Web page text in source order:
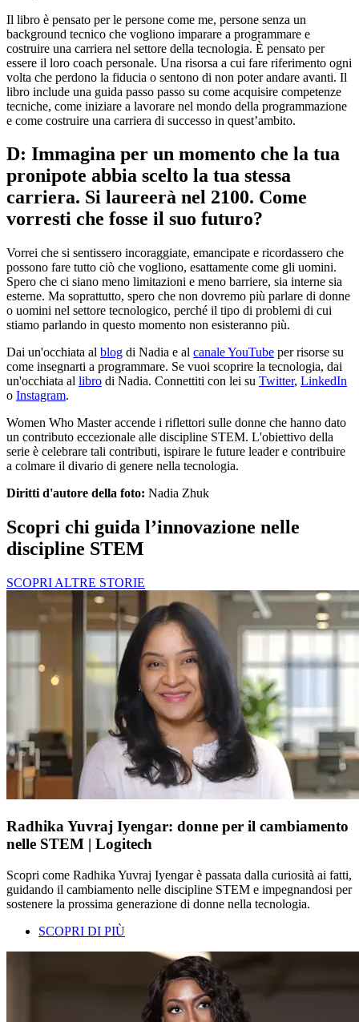
Il libro è pensato per le persone come me, persone senza un
background tecnico che vogliono imparare a programmare e
costruire una carriera nel settore della tecnologia. È pensato per
essere il loro coach personale. Una risorsa a cui fare riferimento ogni
volta che perdono la fiducia o sentono di non poter andare avanti. Il
libro include una guida passo passo su come acquisire competenze
tecniche, come iniziare a lavorare nel mondo della programmazione
e come costruire una carriera di successo in quest’ambito.
D: Immagina per un momento che la tua
pronipote abbia scelto la tua stessa
carriera. Si laureerà nel 2100. Come
vorresti che fosse il suo futuro?
Vorrei che si sentissero incoraggiate, emancipate e ricordassero che
possono fare tutto ciò che vogliono, esattamente come gli uomini.
Spero che ci siano meno limitazioni e meno barriere, sia interne sia
esterne. Ma soprattutto, spero che non dovremo più parlare di donne
o uomini nel settore tecnologico, perché il tipo di problemi di cui
stiamo parlando in questo momento non esisteranno più.
Dai un'occhiata al blog di Nadia e al canale YouTube per risorse su
come insegnarti a programmare. Se vuoi scoprire la tecnologia, dai
un'occhiata al libro di Nadia. Connettiti con lei su Twitter, LinkedIn
o Instagram.
Women Who Master accende i riflettori sulle donne che hanno dato
un contributo eccezionale alle discipline STEM. L'obiettivo della
serie è celebrare tali contributi, ispirare le future leader e contribuire
a colmare il divario di genere nella tecnologia.
Diritti d'autore della foto: Nadia Zhuk
Scopri chi guida l’innovazione nelle
discipline STEM
SCOPRI ALTRE STORIE
Radhika Yuvraj Iyengar: donne per il cambiamento
nelle STEM | Logitech
Scopri come Radhika Yuvraj Iyengar è passata dalla curiosità ai fatti,
guidando il cambiamento nelle discipline STEM e impegnandosi per
sostenere la prossima generazione di donne nella tecnologia.
SCOPRI DI PIÙ